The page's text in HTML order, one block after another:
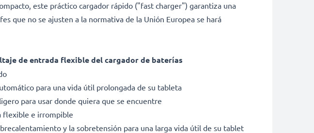
este práctico cargador rápido ("fast charger") garantiza una
que no se ajusten a la normativa de la Unión Europea se hará
de entrada flexible del cargador de baterías
para una vida útil prolongada de su tableta
para usar donde quiera que se encuentre
flexible e irrompible
y la sobretensión para una larga vida útil de su tablet